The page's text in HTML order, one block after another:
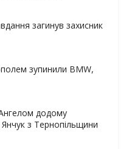
загинув захисник
зупинили BMW,
додому
з Тернопільщини